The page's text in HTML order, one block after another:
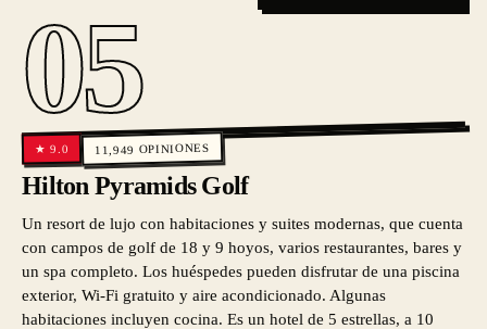
05
★9.0 11,949 OPINIONES
Hilton Pyramids Golf
Un resort de lujo con habitaciones y suites modernas, que cuenta
con campos de golf de 18 y 9 hoyos, varios restaurantes, bares y
un spa completo. Los huéspedes pueden disfrutar de una piscina
exterior, Wi-Fi gratuito y aire acondicionado. Algunas
habitaciones incluyen cocina. Es un hotel de 5 estrellas, a 10